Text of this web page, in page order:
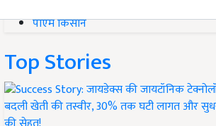
पीएम किसान
Top Stories